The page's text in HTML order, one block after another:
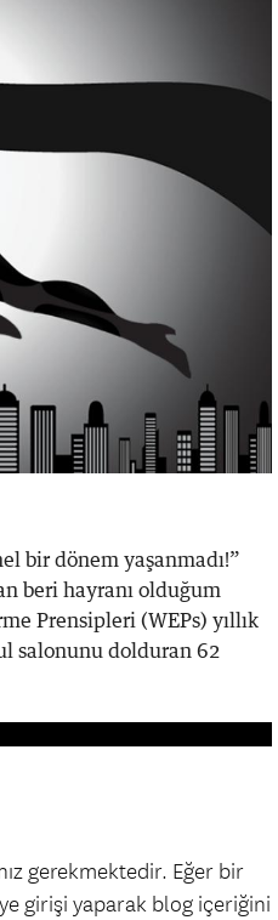
bir dönem yaşanmadı!”
beri hayranı olduğum
Prensipleri (WEPs) yıllık
salonunu dolduran 62
gerekmektedir. Eğer bir
girişi yaparak blog içeriğini